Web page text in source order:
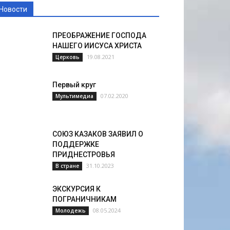
ПРЕОБРАЖЕНИЕ ГОСПОДА
НАШЕГО ИИСУСА ХРИСТА
Церковь 19.08.2021
Первый круг
Мультимедиа 07.02.2020
СОЮЗ КАЗАКОВ ЗАЯВИЛ О
ПОДДЕРЖКЕ
ПРИДНЕСТРОВЬЯ
В стране 31.10.2023
ЭКСКУРСИЯ К
ПОГРАНИЧНИКАМ
Молодежь 08.05.2024